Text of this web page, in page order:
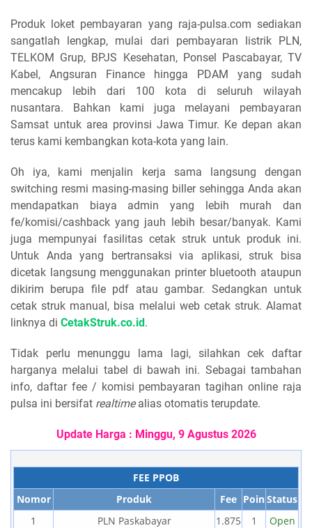
Produk loket pembayaran yang raja-pulsa.com sediakan
sangatlah lengkap, mulai dari pembayaran listrik PLN,
TELKOM Grup, BPJS Kesehatan, Ponsel Pascabayar, TV
Kabel, Angsuran Finance hingga PDAM yang sudah
mencakup lebih dari 100 kota di seluruh wilayah
nusantara. Bahkan kami juga melayani pembayaran
Samsat untuk area provinsi Jawa Timur. Ke depan akan
terus kami kembangkan kota-kota yang lain.
Oh iya, kami menjalin kerja sama langsung dengan
switching resmi masing-masing biller sehingga Anda akan
mendapatkan biaya admin yang lebih murah dan
fe/komisi/cashback yang jauh lebih besar/banyak. Kami
juga mempunyai fasilitas cetak struk untuk produk ini.
Untuk Anda yang bertransaksi via aplikasi, struk bisa
dicetak langsung menggunakan printer bluetooth ataupun
dikirim berupa file pdf atau gambar. Sedangkan untuk
cetak struk manual, bisa melalui web cetak struk. Alamat
linknya di CetakStruk.co.id.
Tidak perlu menunggu lama lagi, silahkan cek daftar
harganya melalui tabel di bawah ini. Sebagai tambahan
info, daftar fee / komisi pembayaran tagihan online raja
pulsa ini bersifat realtimealias otomatis terupdate.
Update Harga : Minggu, 9 Agustus 2026
FEE PPOB
Nomor
Produk Fee PoinStatus
1
PLN Paskabayar 1.875 1
Open